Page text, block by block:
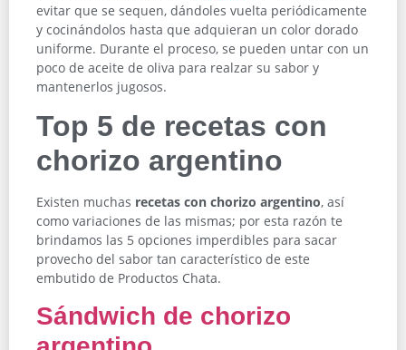
evitar que se sequen, dándoles vuelta periódicamente
y cocinándolos hasta que adquieran un color dorado
uniforme. Durante el proceso, se pueden untar con un
poco de aceite de oliva para realzar su sabor y
mantenerlos jugosos.
Top 5 de recetas con
chorizo argentino
Existen muchas recetas con chorizo argentino, así
como variaciones de las mismas; por esta razón te
brindamos las 5 opciones imperdibles para sacar
provecho del sabor tan característico de este
embutido de Productos Chata.
Sándwich de chorizo